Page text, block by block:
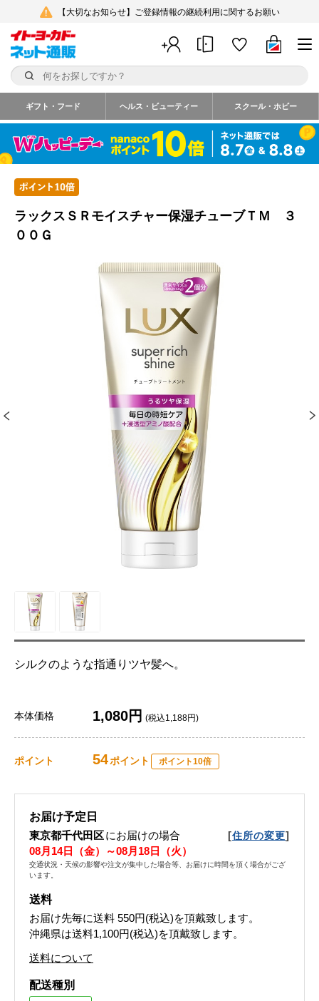
【大切なお知らせ】ご登録情報の継続利用に関するお願い
ギフト・フード ヘルス・ビューティー スクール・ホビー
ラックスＳＲモイスチャー保湿チューブＴＭ ３
００Ｇ
シルクのような指通りツヤ髪へ。
本体価格 1,080円 (税込1,188円)
ポイント 54ポイント ポイント10倍
お届け予定日
東京都千代田区にお届けの場合 [住所の変更]
08月14日（金）～08月18日（火）
交通状況・天候の影響や注文が集中した場合等、お届けに時間を頂く場合がござ
います。
送料
お届け先毎に送料 550円(税込)を頂戴致します。
沖縄県は送料1,100円(税込)を頂戴致します。
送料について
配送種別